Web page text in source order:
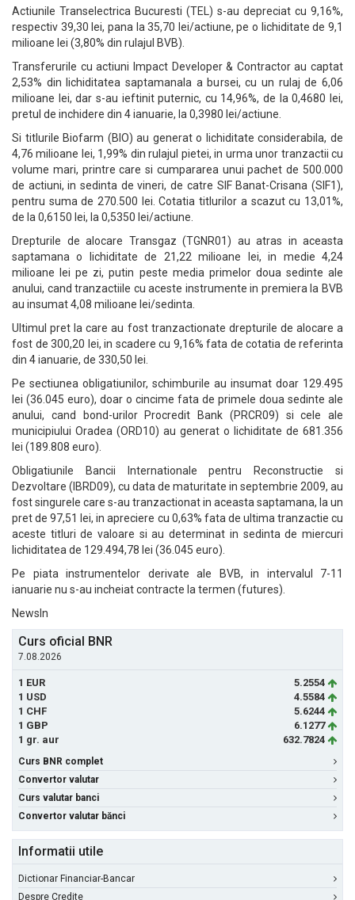
Actiunile Transelectrica Bucuresti (TEL) s-au depreciat cu 9,16%,
respectiv 39,30 lei, pana la 35,70 lei/actiune, pe o lichiditate de 9,1
milioane lei (3,80% din rulajul BVB).
Transferurile cu actiuni Impact Developer & Contractor au captat
2,53% din lichiditatea saptamanala a bursei, cu un rulaj de 6,06
milioane lei, dar s-au ieftinit puternic, cu 14,96%, de la 0,4680 lei,
pretul de inchidere din 4 ianuarie, la 0,3980 lei/actiune.
Si titlurile Biofarm (BIO) au generat o lichiditate considerabila, de
4,76 milioane lei, 1,99% din rulajul pietei, in urma unor tranzactii cu
volume mari, printre care si cumpararea unui pachet de 500.000
de actiuni, in sedinta de vineri, de catre SIF Banat-Crisana (SIF1),
pentru suma de 270.500 lei. Cotatia titlurilor a scazut cu 13,01%,
de la 0,6150 lei, la 0,5350 lei/actiune.
Drepturile de alocare Transgaz (TGNR01) au atras in aceasta
saptamana o lichiditate de 21,22 milioane lei, in medie 4,24
milioane lei pe zi, putin peste media primelor doua sedinte ale
anului, cand tranzactiile cu aceste instrumente in premiera la BVB
au insumat 4,08 milioane lei/sedinta.
Ultimul pret la care au fost tranzactionate drepturile de alocare a
fost de 300,20 lei, in scadere cu 9,16% fata de cotatia de referinta
din 4 ianuarie, de 330,50 lei.
Pe sectiunea obligatiunilor, schimburile au insumat doar 129.495
lei (36.045 euro), doar o cincime fata de primele doua sedinte ale
anului, cand bond-urilor Procredit Bank (PRCR09) si cele ale
municipiului Oradea (ORD10) au generat o lichiditate de 681.356
lei (189.808 euro).
Obligatiunile Bancii Internationale pentru Reconstructie si
Dezvoltare (IBRD09), cu data de maturitate in septembrie 2009, au
fost singurele care s-au tranzactionat in aceasta saptamana, la un
pret de 97,51 lei, in apreciere cu 0,63% fata de ultima tranzactie cu
aceste titluri de valoare si au determinat in sedinta de miercuri
lichiditatea de 129.494,78 lei (36.045 euro).
Pe piata instrumentelor derivate ale BVB, in intervalul 7-11
ianuarie nu s-au incheiat contracte la termen (futures).
NewsIn
Curs oficial BNR
7.08.2026
1 EUR
5.2554
1 USD
4.5584
1 CHF
5.6244
1 GBP
6.1277
1 gr. aur
632.7824
Curs BNR complet
Convertor valutar
Curs valutar banci
Convertor valutar bănci
Informatii utile
Dictionar Financiar-Bancar
Despre Credite